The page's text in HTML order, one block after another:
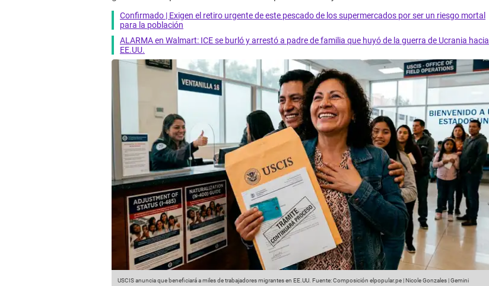
Confirmado | Exigen el retiro urgente de este pescado de los supermercados por ser un riesgo mortal
para la población
ALARMA en Walmart: ICE se burló y arrestó a padre de familia que huyó de la guerra de Ucrania hacia
EE.UU.
USCIS anuncia que beneficiará a miles de trabajadores migrantes en EE.UU. Fuente: Composición elpopular.pe | Nicole Gonzales | Gemini